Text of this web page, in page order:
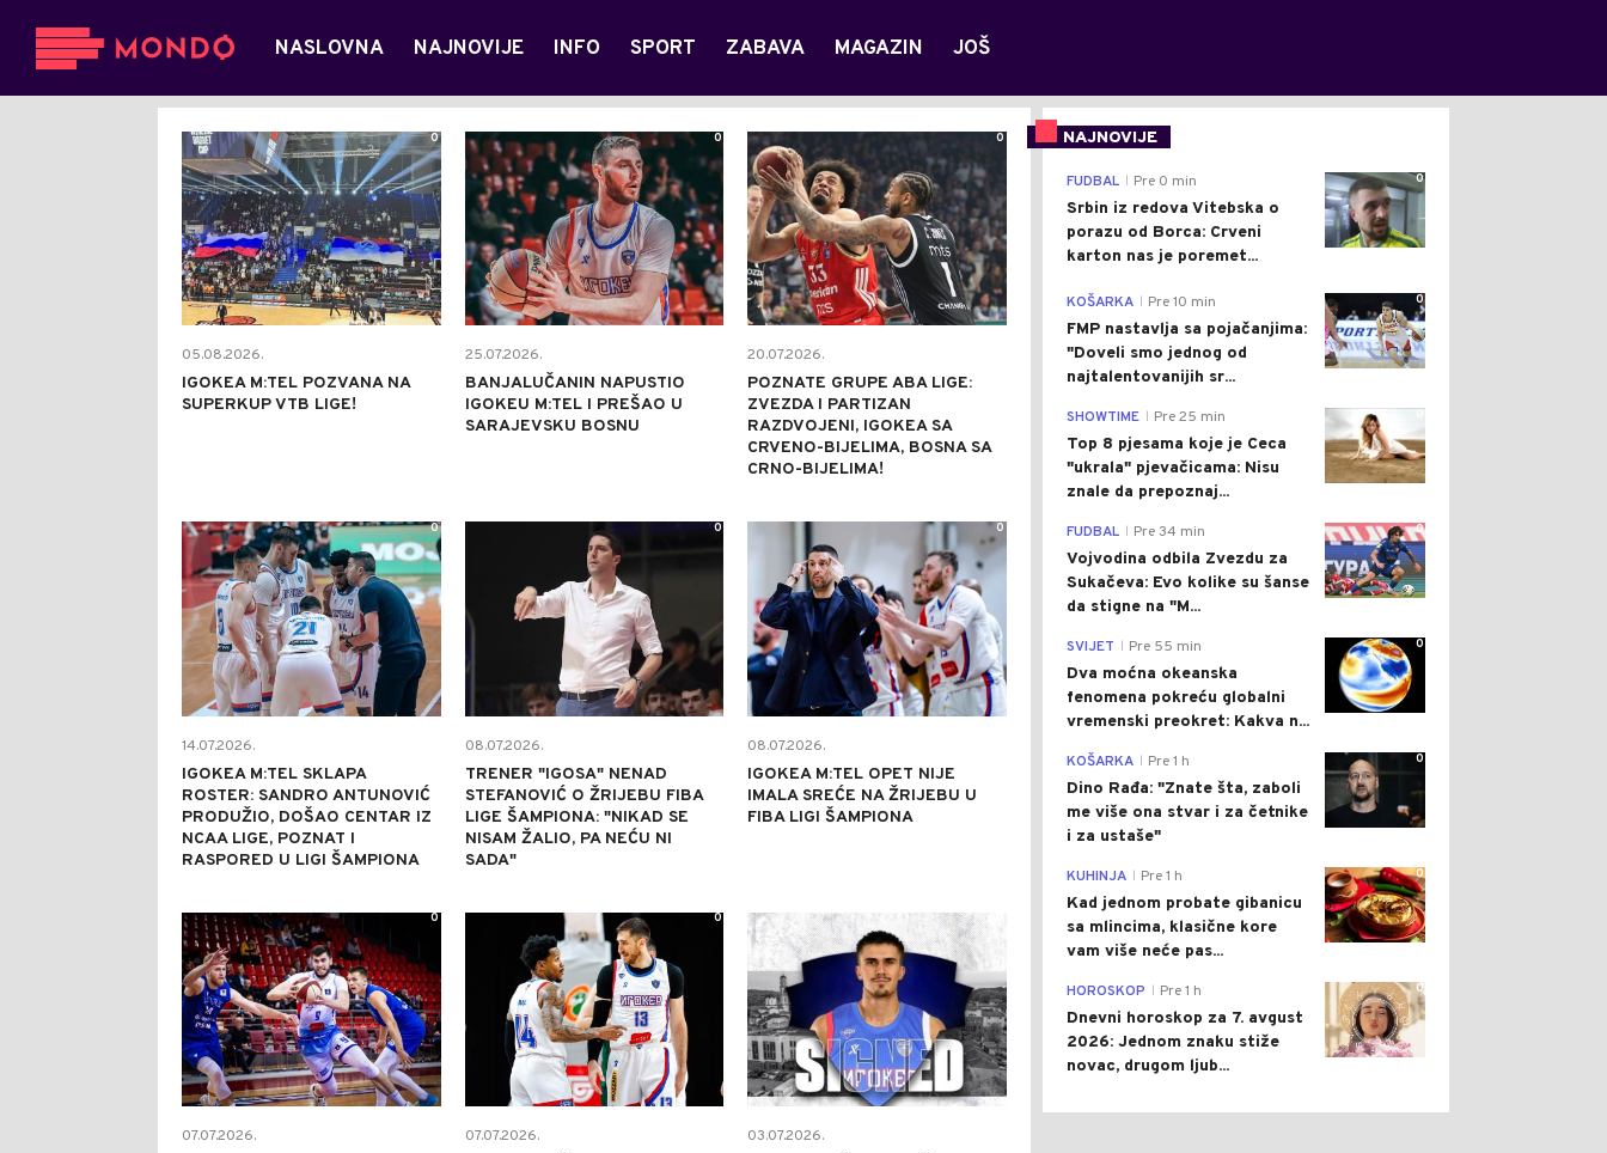
NASLOVNA NAJNOVIJE INFO SPORT ZABAVA MAGAZIN JOŠ
05.08.2026.
IGOKEA M:TEL POZVANA NA
SUPERKUP VTB LIGE!
0
25.07.2026.
BANJALUČANIN NAPUSTIO
IGOKEU M:TEL I PREŠAO U
SARAJEVSKU BOSNU
0
20.07.2026.
POZNATE GRUPE ABA LIGE:
ZVEZDA I PARTIZAN
RAZDVOJENI, IGOKEA SA
CRVENO-BIJELIMA, BOSNA SA
CRNO-BIJELIMA!
0
14.07.2026.
IGOKEA M:TEL SKLAPA
ROSTER: SANDRO ANTUNOVIĆ
PRODUŽIO, DOŠAO CENTAR IZ
NCAA LIGE, POZNAT I
RASPORED U LIGI ŠAMPIONA
0
08.07.2026.
TRENER "IGOSA" NENAD
STEFANOVIĆ O ŽRIJEBU FIBA
LIGE ŠAMPIONA: "NIKAD SE
NISAM ŽALIO, PA NEĆU NI
SADA"
0
08.07.2026.
IGOKEA M:TEL OPET NIJE
IMALA SREĆE NA ŽRIJEBU U
FIBA LIGI ŠAMPIONA
0
07.07.2026.
0
07.07.2026.
0
03.07.2026.
NAJNOVIJE
0
FUDBAL Pre 0 min
Srbin iz redova Vitebska o
porazu od Borca: Crveni
karton nas je poremet...
0
KOŠARKA Pre 10 min
FMP nastavlja sa pojačanjima:
"Doveli smo jednog od
najtalentovanijih sr...
0
SHOWTIME Pre 25 min
Top 8 pjesama koje je Ceca
"ukrala" pjevačicama: Nisu
znale da prepoznaj...
0
FUDBAL Pre 34 min
Vojvodina odbila Zvezdu za
Sukačeva: Evo kolike su šanse
da stigne na "M...
0
SVIJET Pre 55 min
Dva moćna okeanska
fenomena pokreću globalni
vremenski preokret: Kakva n...
0
KOŠARKA Pre 1 h
Dino Rađa: "Znate šta, zaboli
me više ona stvar i za četnike
i za ustaše"
0
KUHINJA Pre 1 h
Kad jednom probate gibanicu
sa mlincima, klasične kore
vam više neće pas...
0
HOROSKOP Pre 1 h
Dnevni horoskop za 7. avgust
2026: Jednom znaku stiže
novac, drugom ljub...